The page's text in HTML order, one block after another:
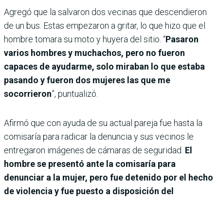
Agregó que la salvaron dos vecinas que descendieron
de un bus. Estas empezaron a gritar, lo que hizo que el
hombre tomara su moto y huyera del sitio. “Pasaron
varios hombres y muchachos, pero no fueron
capaces de ayudarme, solo miraban lo que estaba
pasando y fueron dos mujeres las que me
socorrieron”, puntualizó.
Afirmó que con ayuda de su actual pareja fue hasta la
comisaría para radicar la denuncia y sus vecinos le
entregaron imágenes de cámaras de seguridad. El
hombre se presentó ante la comisaría para
denunciar a la mujer, pero fue detenido por el hecho
de violencia y fue puesto a disposición del